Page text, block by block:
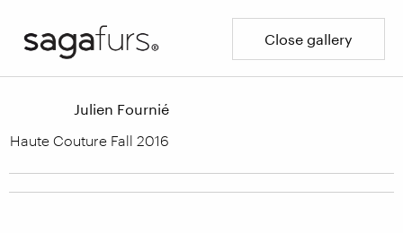
Close gallery
Julien Fournié
Haute Couture Fall 2016